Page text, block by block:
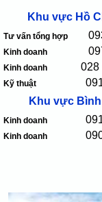
Khu vực Hồ
Tư vấn tổng hợp
Kinh doanh
Kinh doanh 028
Kỹ thuật
Khu vực
Kinh doanh
Kinh doanh